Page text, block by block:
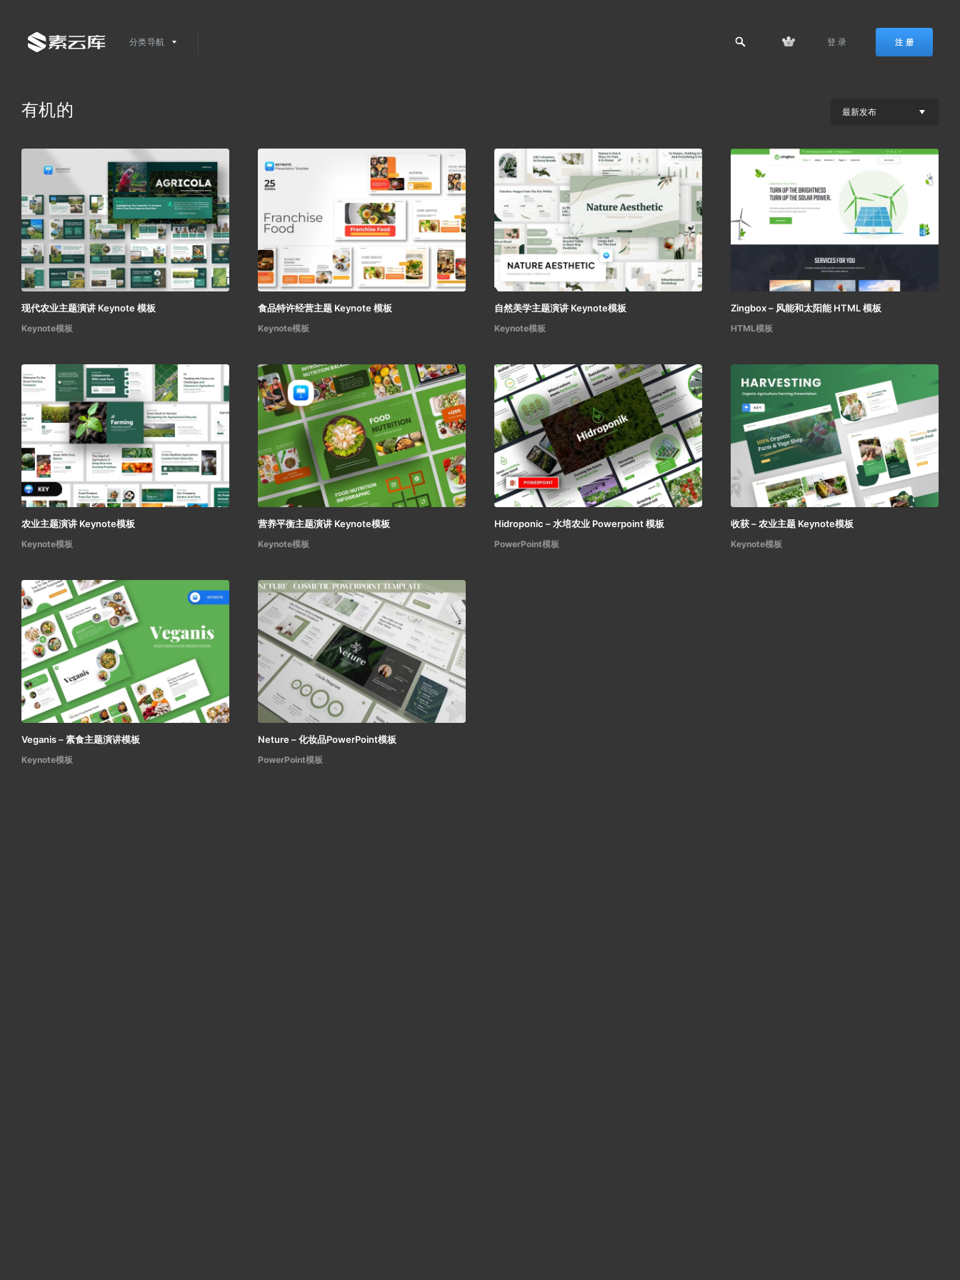
分类导航 登 录 注 册
有机的 最新发布
现代农业主题演讲 Keynote 模板
Keynote模板
食品特许经营主题 Keynote 模板
Keynote模板
自然美学主题演讲 Keynote模板
Keynote模板
Zingbox – 风能和太阳能 HTML 模板
HTML模板
农业主题演讲 Keynote模板
Keynote模板
营养平衡主题演讲 Keynote模板
Keynote模板
Hidroponic – 水培农业 Powerpoint 模板
PowerPoint模板
收获 – 农业主题 Keynote模板
Keynote模板
Veganis – 素食主题演讲模板
Keynote模板
Neture – 化妆品PowerPoint模板
PowerPoint模板